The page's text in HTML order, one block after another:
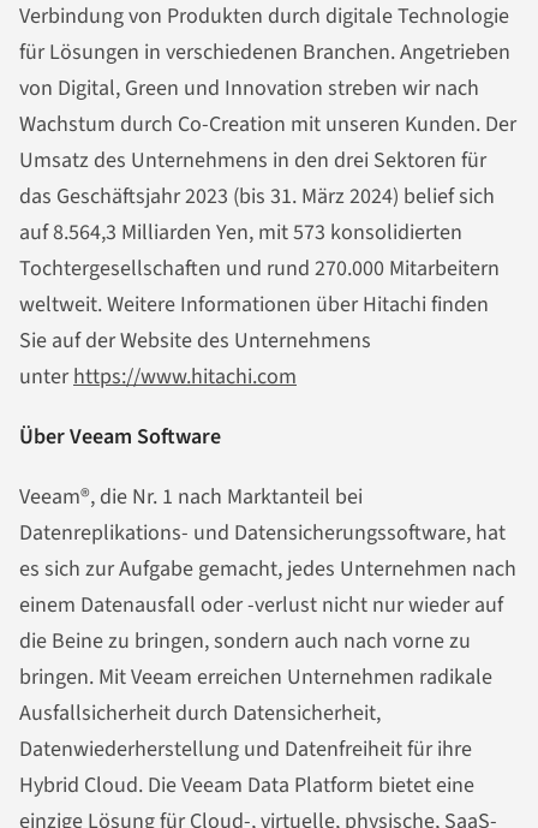
Verbindung von Produkten durch digitale Technologie
für Lösungen in verschiedenen Branchen. Angetrieben
von Digital, Green und Innovation streben wir nach
Wachstum durch Co-Creation mit unseren Kunden. Der
Umsatz des Unternehmens in den drei Sektoren für
das Geschäftsjahr 2023 (bis 31. März 2024) belief sich
auf 8.564,3 Milliarden Yen, mit 573 konsolidierten
Tochtergesellschaften und rund 270.000 Mitarbeitern
weltweit. Weitere Informationen über Hitachi finden
Sie auf der Website des Unternehmens
unterhttps://www.hitachi.com
Über Veeam Software
Veeam®, die Nr. 1 nach Marktanteil bei
Datenreplikations- und Datensicherungssoftware, hat
es sich zur Aufgabe gemacht, jedes Unternehmen nach
einem Datenausfall oder -verlust nicht nur wieder auf
die Beine zu bringen, sondern auch nach vorne zu
bringen. Mit Veeam erreichen Unternehmen radikale
Ausfallsicherheit durch Datensicherheit,
Datenwiederherstellung und Datenfreiheit für ihre
Hybrid Cloud. Die Veeam Data Platform bietet eine
einzige Lösung für Cloud-, virtuelle, physische, SaaS-